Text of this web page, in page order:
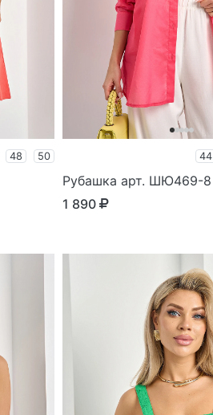
48 50 44
Рубашка арт. ШЮ469-8
1 890